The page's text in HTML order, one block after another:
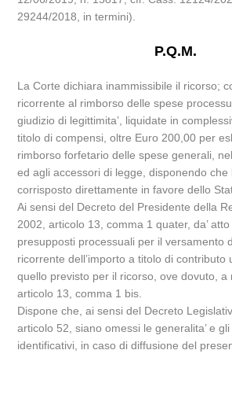
29244/2018, in termini).
P.Q.M.
La Corte dichiara inammissibile il ricorso;
ricorrente al rimborso delle spese
giudizio di legittimita’, liquidate in
titolo di compensi, oltre Euro 200,00 per
rimborso forfetario delle spese generali,
ed agli accessori di legge, disponendo che
corrisposto direttamente in favore dello
Ai sensi del Decreto del Presidente della
2002, articolo 13, comma 1 quater, da’
presupposti processuali per il versamento
ricorrente dell’importo a titolo di contributo
quello previsto per il ricorso, ove dovuto, a
articolo 13, comma 1 bis.
Dispone che, ai sensi del Decreto
articolo 52, siano omessi le generalita’ e
identificativi, in caso di diffusione del